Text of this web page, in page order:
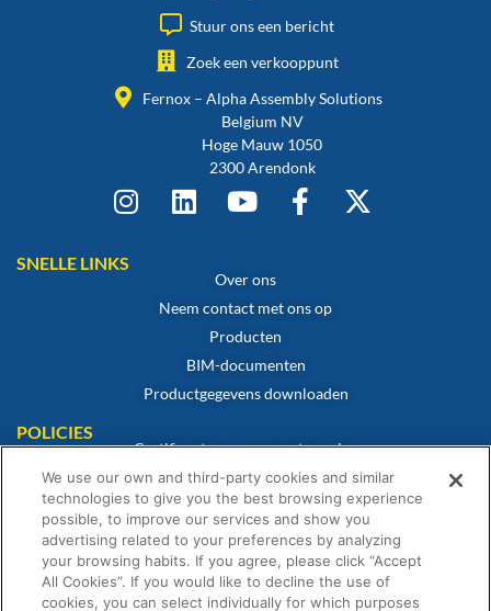
Stuur ons een bericht
Zoek een verkooppunt
Fernox – Alpha Assembly Solutions
Belgium NV
Hoge Mauw 1050
2300 Arendonk
SNELLE LINKS
Over ons
Neem contact met ons op
Producten
BIM-documenten
Productgegevens downloaden
POLICIES
Certificaat van overeenstemming
Cookiebeleid
Disclaimer
Privacybeleid
Algemene verkoopvoorwaarden
Garantieverklaring
We use our own and third-party cookies and similar
technologies to give you the best browsing experience
possible, to improve our services and show you
advertising related to your preferences by analyzing
your browsing habits. If you agree, please click “Accept
All Cookies”. If you would like to decline the use of
cookies, you can select individually for which purposes